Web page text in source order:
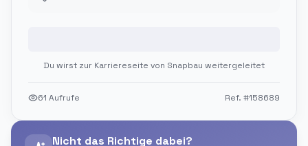
Du wirst zur Karriereseite von Snapbau weitergeleitet
61 Aufrufe Ref. #158689
Nicht das Richtige dabei?